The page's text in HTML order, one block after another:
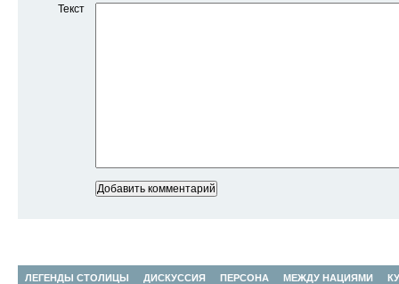
Текст
ЛЕГЕНДЫ СТОЛИЦЫ ДИСКУССИЯ ПЕРСОНА МЕЖДУ НАЦИЯМИ